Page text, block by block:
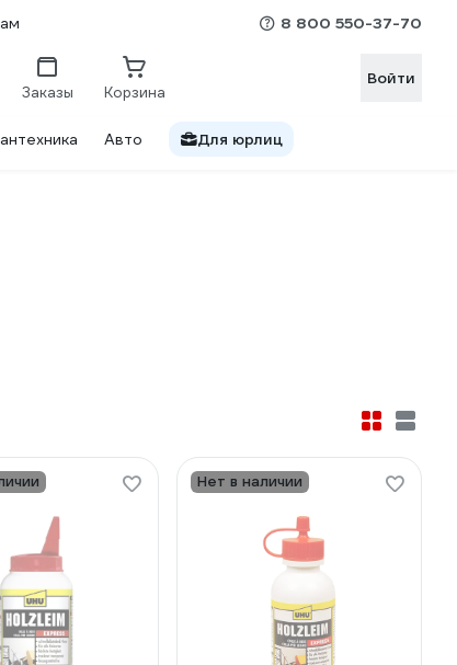
8 800 550-37-70
Заказы Корзина
Войти
Авто Для юрлиц
Нет в наличии